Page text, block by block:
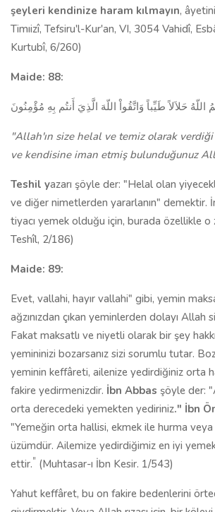
şeyleri kendinize haram kılmayın,
Timıizî, Tefsiru'l-Kur'an, VI, 3054 Vahidî,
Kurtubî, 6/260)
Maide: 88:
اللّهُ حَلاَلاً طَيِّباً وَاتَّقُواْ اللّهَ الَّذِيَ أَنتُم بِهِ مُؤْمِنُونَ
"Allah'ın size helal ve temiz olarak verdiği
ve kendisine iman etmiş bulunduğu­nuz
Teshil yazarı şöyle der: "Helal olan
ve diğer nimetlerden yararlanın" demektir.
tiyacı yemek olduğu için, burada özellikle
Teshîl, 2/186)
Maide: 89:
Evet, vallahi, hayır vallahi" gibi, yemin
ağzınızdan çıkan yeminlerden dolayı Allah
Fakat maksatlı ve niyetli olarak bir şey
yemininizi bozarsanız sizi sorumlu tutar.
yeminin keffâreti, ailenize yedirdiğiniz orta
fakire yedirmenizdir. İbn Abbas şöyle der:
orta derecedeki yemekten yediriniz." İbn
"Yemeğin orta hallisi, ekmek ile hurma
üzümdür. Ailemize yedirdiğimiz en iyi
ettir." (Muhtasar-ı İbn Kesir. 1/543)
Yahut keffâret, bu on fakire bedenlerini